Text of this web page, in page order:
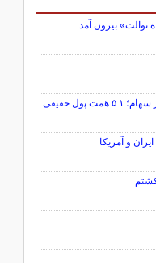
پایان بورس امروز شنبه ۲۰ تیر ۱۴۰۵ / غلبه فروشندگان بر بازار سهام؛ ۵.۱ همت پول حقیقی
و آمریکا